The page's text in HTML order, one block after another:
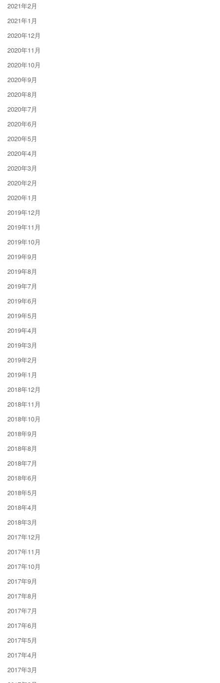
2021年2月
2021年1月
2020年12月
2020年11月
2020年10月
2020年9月
2020年8月
2020年7月
2020年6月
2020年5月
2020年4月
2020年3月
2020年2月
2020年1月
2019年12月
2019年11月
2019年10月
2019年9月
2019年8月
2019年7月
2019年6月
2019年5月
2019年4月
2019年3月
2019年2月
2019年1月
2018年12月
2018年11月
2018年10月
2018年9月
2018年8月
2018年7月
2018年6月
2018年5月
2018年4月
2018年3月
2017年12月
2017年11月
2017年10月
2017年9月
2017年8月
2017年7月
2017年6月
2017年5月
2017年4月
2017年3月